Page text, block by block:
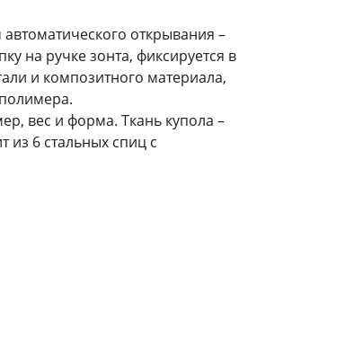
открывания –
на ручке зонта, фиксируется в
и композитного материала,
вес и форма. Ткань купола –
из 6 стальных спиц с